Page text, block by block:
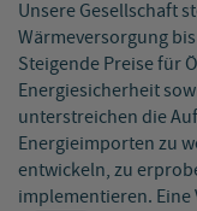
Unsere Gesellschaft
Wärmeversorgung
Steigende Preise für
Energiesicherheit
unterstreichen die
Energieimporten zu
entwickeln, zu
implementieren. Eine